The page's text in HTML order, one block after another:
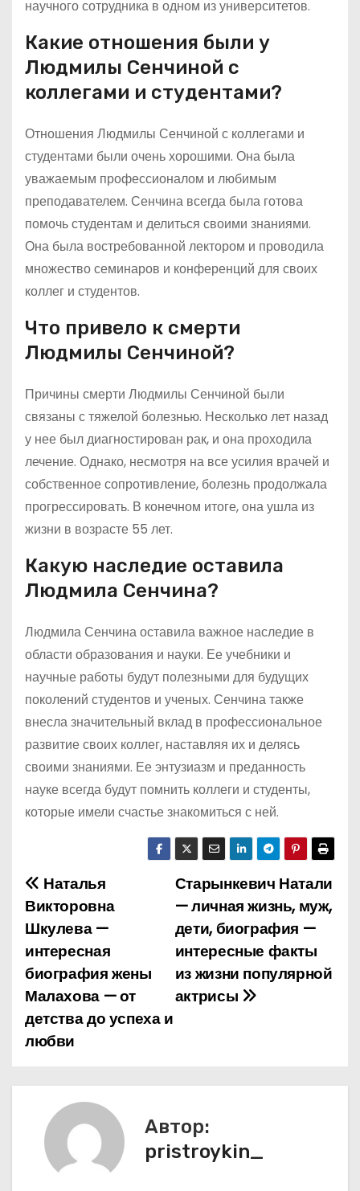
научного сотрудника в одном из университетов.
Какие отношения были у
Людмилы Сенчиной с
коллегами и студентами?
Отношения Людмилы Сенчиной с коллегами и
студентами были очень хорошими. Она была
уважаемым профессионалом и любимым
преподавателем. Сенчина всегда была готова
помочь студентам и делиться своими знаниями.
Она была востребованной лектором и проводила
множество семинаров и конференций для своих
коллег и студентов.
Что привело к смерти
Людмилы Сенчиной?
Причины смерти Людмилы Сенчиной были
связаны с тяжелой болезнью. Несколько лет назад
у нее был диагностирован рак, и она проходила
лечение. Однако, несмотря на все усилия врачей и
собственное сопротивление, болезнь продолжала
прогрессировать. В конечном итоге, она ушла из
жизни в возрасте 55 лет.
Какую наследие оставила
Людмила Сенчина?
Людмила Сенчина оставила важное наследие в
области образования и науки. Ее учебники и
научные работы будут полезными для будущих
поколений студентов и ученых. Сенчина также
внесла значительный вклад в профессиональное
развитие своих коллег, наставляя их и делясь
своими знаниями. Ее энтузиазм и преданность
науке всегда будут помнить коллеги и студенты,
которые имели счастье знакомиться с ней.
Н
а
в
и
г
ц
Старынкевич Натали
— личная жизнь, муж,
дети, биография —
интересные факты
из жизни популярной
актрисы
Наталья
Викторовна
Шкулева —
интересная
биография жены
Малахова — от
детства до успеха и
любви
Автор:
pristroykin_